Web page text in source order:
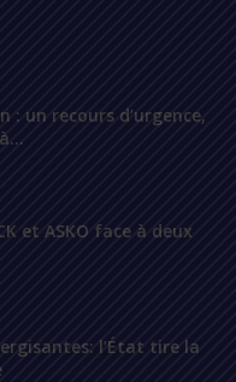
: un recours d’urgence,
et ASKO face à deux
l’État tire la